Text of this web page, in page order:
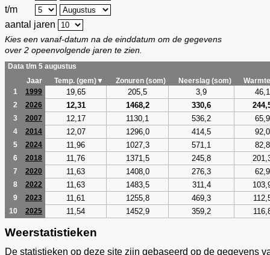
t/m
aantal jaren
Kies een vanaf-datum na de einddatum om de gegevens
over 2 opeenvolgende jaren te zien.
Data t/m 5 augustus
Jaar
Temp. (gem)▼ Zonuren (som) Neerslag (som)
1
1999 19,65 205,5 3,9 46,1
2 2026 12,31 1468,2 330,6
3 2007 12,17 1130,1 536,2 65,9
4 2014 12,07 1296,0 414,5 92,0
5 2024 11,96 1027,3 571,1 82,8
6 2018 11,76 1371,5 245,8
7 2020 11,63 1408,0 276,3 62,9
8 2022 11,63 1483,5 311,4
9 2023 11,61 1255,8 469,3
10 2025 11,54 1452,9 359,2
Weerstatistieken
De statistieken op deze site zijn gebaseerd op de gegevens